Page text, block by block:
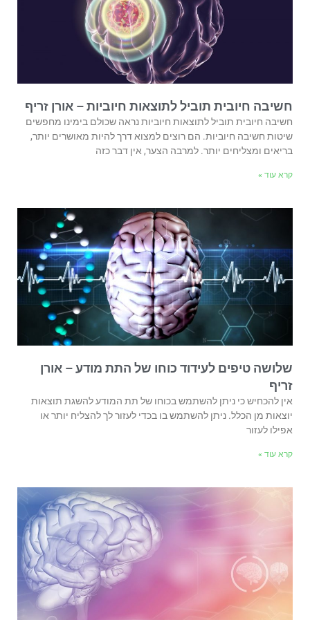
חשיבה חיובית תוביל לתוצאות חיוביות – אורן זריף
חשיבה חיובית תוביל לתוצאות חיוביות נראה שכולם בימינו מחפשים
שיטות חשיבה חיוביות. הם רוצים למצוא דרך להיות מאושרים יותר,
בריאים ומצליחים יותר. למרבה הצער, אין דבר כזה
קרא עוד »
שלושה טיפים לעידוד כוחו של התת מודע – אורן
זריף
אין להכחיש כי ניתן להשתמש בכוחו של תת המודע להשגת תוצאות
יוצאות מן הכלל. ניתן להשתמש בו בכדי לעזור לך להצליח יותר או
אפילו לעזור
קרא עוד »